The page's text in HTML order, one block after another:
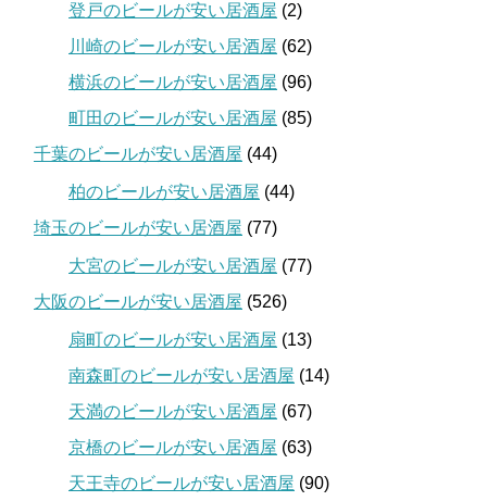
登戸のビールが安い居酒屋 (2)
川崎のビールが安い居酒屋 (62)
横浜のビールが安い居酒屋 (96)
町田のビールが安い居酒屋 (85)
千葉のビールが安い居酒屋 (44)
柏のビールが安い居酒屋 (44)
埼玉のビールが安い居酒屋 (77)
大宮のビールが安い居酒屋 (77)
大阪のビールが安い居酒屋 (526)
扇町のビールが安い居酒屋 (13)
南森町のビールが安い居酒屋 (14)
天満のビールが安い居酒屋 (67)
京橋のビールが安い居酒屋 (63)
天王寺のビールが安い居酒屋 (90)